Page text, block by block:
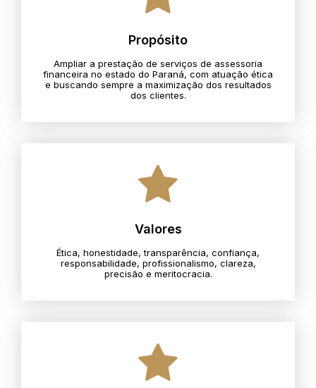
Propósito
Ampliar a prestação de serviços de assessoria
financeira no estado do Paraná, com atuação ética
e buscando sempre a maximização dos resultados
dos clientes.
Valores
Ética, honestidade, transparência, confiança,
responsabilidade, profissionalismo, clareza,
precisão e meritocracia.​